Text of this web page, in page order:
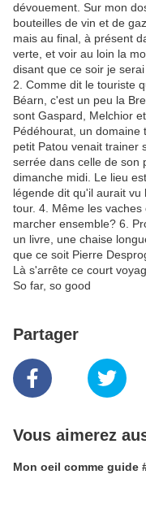
dévouement. Sur mon
bouteilles de vin et de
mais au final, à présent
verte, et voir au loin la
disant que ce soir je
2. Comme dit le touriste
Béarn, c'est un peu la
sont Gaspard, Melchior
Pédéhourat, un domaine
petit Patou venait trainer
serrée dans celle de son
dimanche midi. Le lieu
légende dit qu'il aurait
tour. 4. Même les
marcher ensemble? 6.
un livre, une chaise
que ce soit Pierre
Là s'arrête ce court
So far, so good
Partager
Vous aimerez
Mon oeil comme guide